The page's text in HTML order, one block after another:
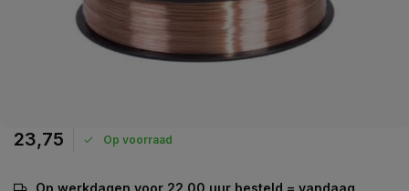
23,75 Op voorraad
Op werkdagen voor 22.00 uur besteld = vandaag